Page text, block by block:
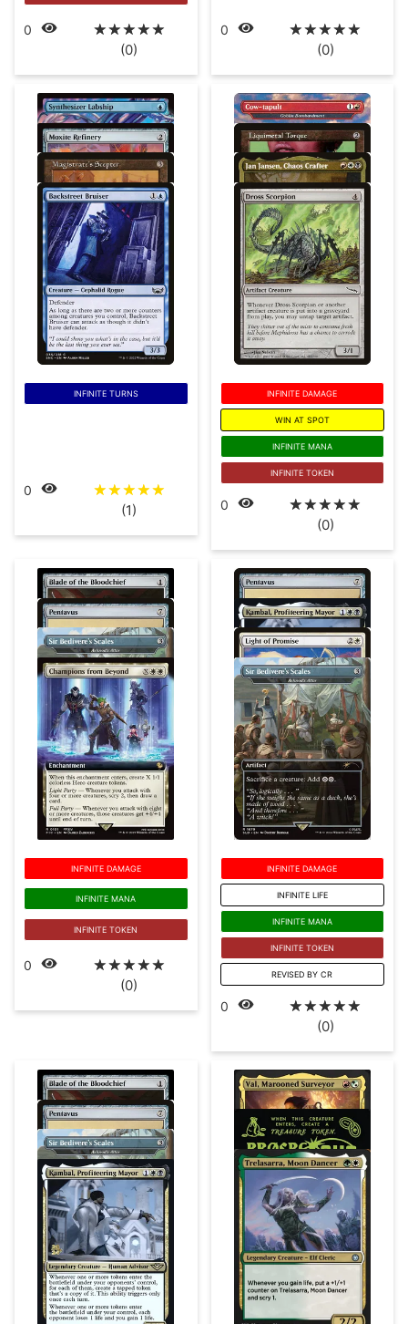
0 ☆☆☆☆☆
(0)
0 ☆☆☆☆☆
(0)
0 ☆☆☆☆☆
(1)
INFINITE TURNS
0 ☆☆☆☆☆
(0)
INFINITE DAMAGE
WIN AT SPOT
INFINITE MANA
INFINITE TOKEN
0 ☆☆☆☆☆
(0)
INFINITE DAMAGE
INFINITE MANA
INFINITE TOKEN
0 ☆☆☆☆☆
(0)
INFINITE DAMAGE
INFINITE LIFE
INFINITE MANA
INFINITE TOKEN
REVISED BY CR